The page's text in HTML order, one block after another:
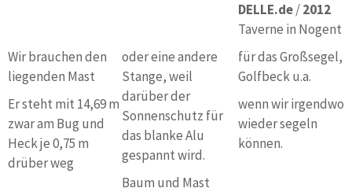
DELLE.de/2012
Taverne in Nogent
Wir brauchen den
liegenden Mast
Er steht mit 14,69 m
zwar am Bug und
Heck je 0,75 m
drüber weg
oder eine andere
Stange, weil
darüber der
Sonnenschutz für
das blanke Alu
gespannt wird.
Baum und Mast
für das Großsegel,
Golfbeck u.a.
wenn wir irgendwo
wieder segeln
können.